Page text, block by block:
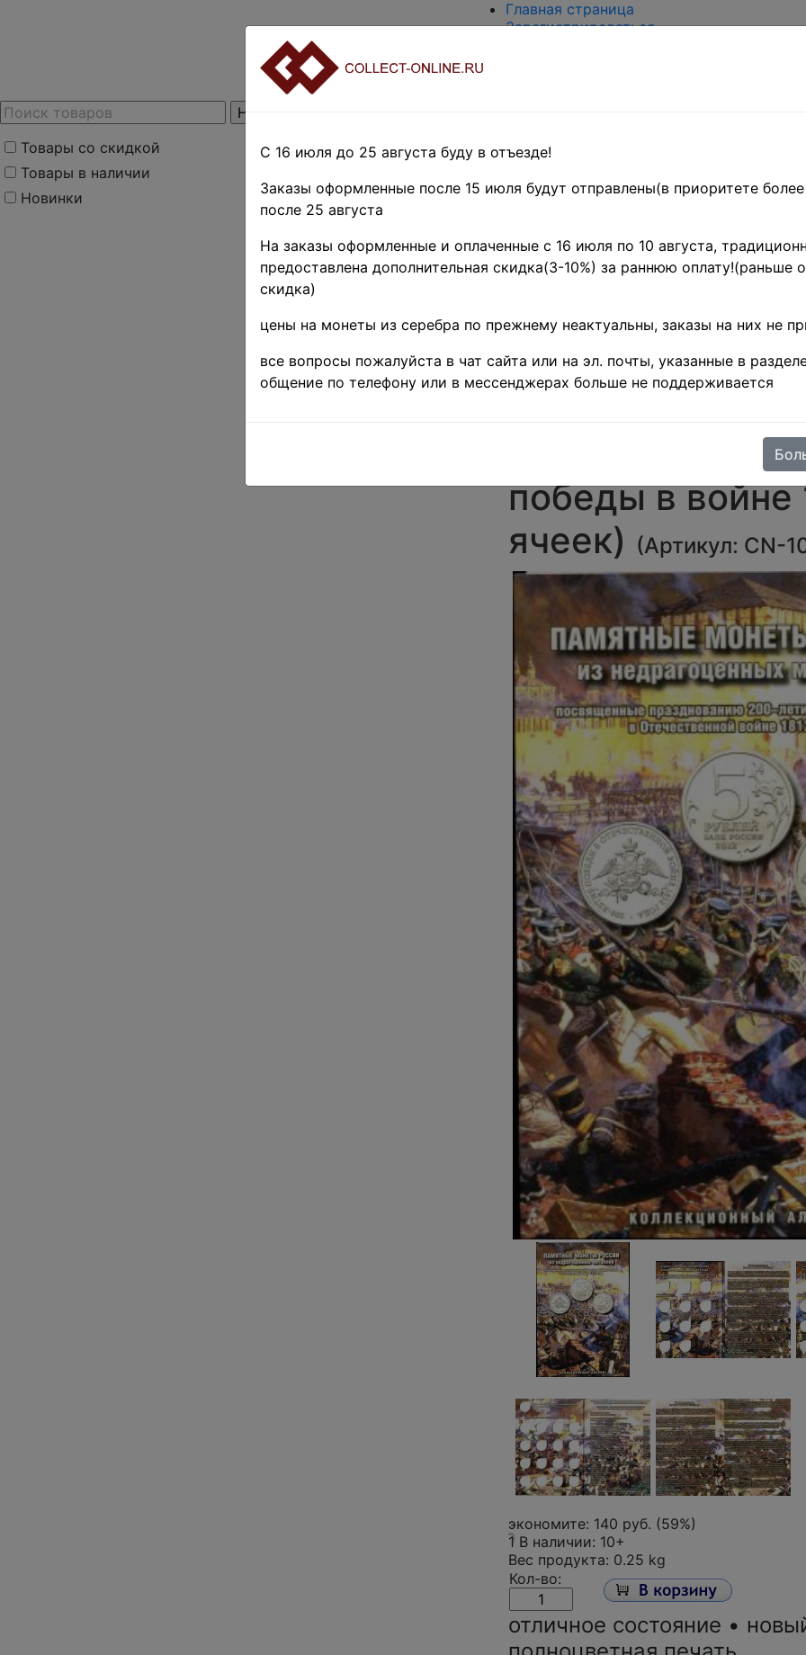
Товары со скидкой
Товары в наличии
Новинки
Главная страница
Зарегистрироваться
Оценка и покупка
Поиск по магазину
Главная »
Нумизматика»
Монеты»
1991 г.- н.д.»
война 1812 г."
-59%
Россия • 200-
победы в войне
ячеек) (Артикул: CN-
экономите: 140 руб. (59%)
1 В наличии: 10+
Вес продукта: 0.25 kg
Кол-во:
отличное состояние •
С 16 июля до 25 августа буду в отъезде!
Заказы оформленные после 15 июля будут отправлены(в приоритете
после 25 августа
На заказы оформленные и оплаченные с 16 июля по 10 августа,
предоставлена дополнительная скидка(3-10%) за раннюю оплату!(раньше
скидка)
цены на монеты из серебра по прежнему неактуальны, заказы на них не
все вопросы пожалуйста в чат сайта или на эл. почты, указанные в
общение по телефону или в мессенджерах больше не поддерживается